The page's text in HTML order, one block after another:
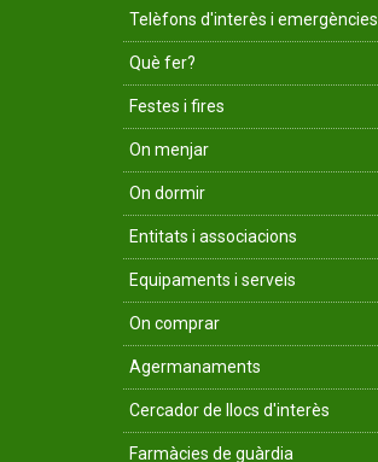
Telèfons d'interès i emergències
Què fer?
Festes i fires
On menjar
On dormir
Entitats i associacions
Equipaments i serveis
On comprar
Agermanaments
Cercador de llocs d'interès
Farmàcies de guàrdia